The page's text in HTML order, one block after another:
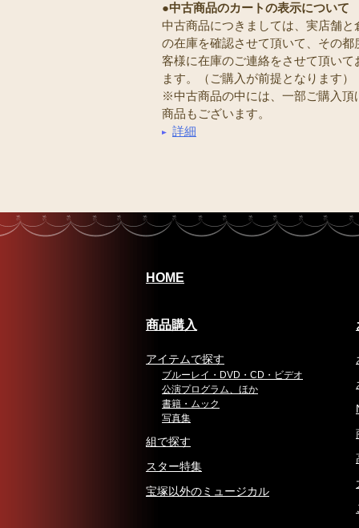
●中古商品のカートの表示について
中古商品につきましては、実店舗と
の在庫を確認させて頂いて、その都
客様に在庫のご連絡をさせて頂いて
ます。（ご購入が前提となります）
※中古商品の中には、一部ご購入頂
商品もございます。
詳細
HOME
商品購入
アイテムで探す
ブルーレイ・DVD・CD・ビデオ
公演プログラム、ほか
書籍・ムック
写真集
組で探す
スター特集
宝塚以外のミュージカル